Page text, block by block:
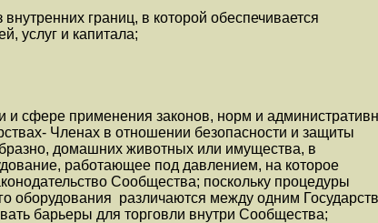
границ, в которой обеспечивается
услуг и капитала;
и сфере применения законов, норм и
Членах в отношении безопасности и защиты
домашних животных или имущества, в
работающее под давлением, на которое
Сообщества; поскольку процедуры
оборудования различаются между одним
барьеры для торговли внутри Сообщества;